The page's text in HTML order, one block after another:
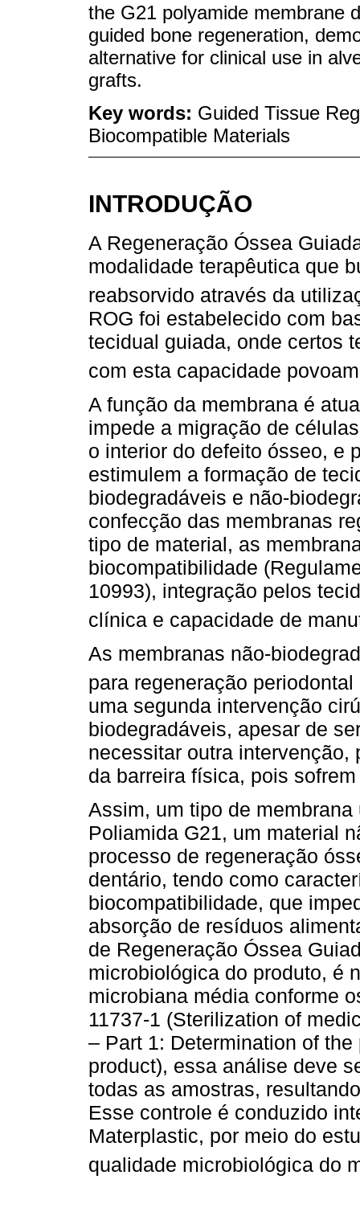
the G21 polyamide membrane
guided bone regeneration,
alternative for clinical use in
grafts.
Key words: Guided Tissue
Biocompatible Materials
INTRODUÇÃO
A Regeneração Óssea
modalidade terapêutica que
reabsorvido através da
ROG foi estabelecido com
tecidual guiada, onde certos
com esta capacidade
A função da membrana é
impede a migração de
o interior do defeito ósseo, e
estimulem a formação de
biodegradáveis e não-
confecção das membranas
tipo de material, as
biocompatibilidade
10993), integração pelos
clínica e capacidade de
As membranas não-
para regeneração periodontal
uma segunda intervenção
biodegradáveis, apesar de
necessitar outra
da barreira física, pois
Assim, um tipo de
Poliamida G21, um material
processo de regeneração
dentário, tendo como
biocompatibilidade, que
absorção de resíduos
de Regeneração Óssea
microbiológica do produto, é
microbiana média conforme
11737-1 (Sterilization of
– Part 1: Determination of
product), essa análise deve
todas as amostras,
Esse controle é conduzido
Materplastic, por meio do
qualidade microbiológica do